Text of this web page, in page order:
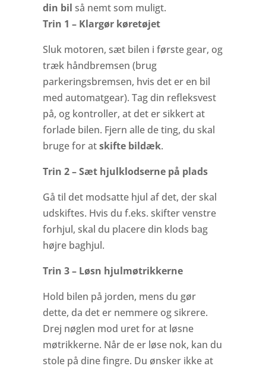
din bil så nemt som muligt.
Trin 1 – Klargør køretøjet
Sluk motoren, sæt bilen i første gear, og
træk håndbremsen (brug
parkeringsbremsen, hvis det er en bil
med automatgear). Tag din refleksvest
på, og kontroller, at det er sikkert at
forlade bilen. Fjern alle de ting, du skal
bruge for atskifte bildæk.
Trin 2 – Sæt hjulklodserne på plads
Gå til det modsatte hjul af det, der skal
udskiftes. Hvis du f.eks. skifter venstre
forhjul, skal du placere din klods bag
højre baghjul.
Trin 3 – Løsn hjulmøtrikkerne
Hold bilen på jorden, mens du gør
dette, da det er nemmere og sikrere.
Drej nøglen mod uret for at løsne
møtrikkerne. Når de er løse nok, kan du
stole på dine fingre. Du ønsker ikke at